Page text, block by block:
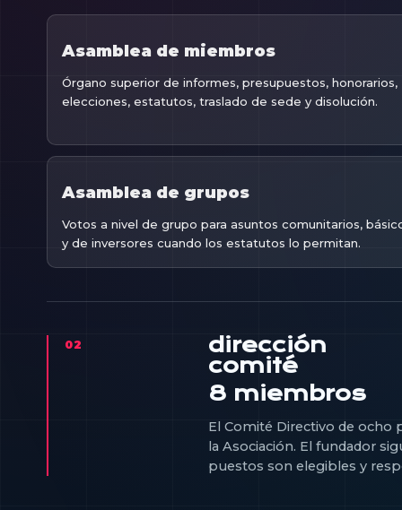
Asamblea de miembros
Órgano superior de informes, presupuestos, honorarios,
elecciones, estatutos, traslado de sede y disolución.
Asamblea de grupos
Votos a nivel de grupo para asuntos comunitarios,
y de inversores cuando los estatutos lo permitan.
02
dirección
comité
8 miembros
El Comité Directivo de
la Asociación. El fundador
puestos son elegibles y